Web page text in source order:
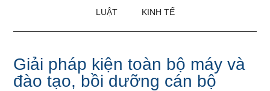
LUẬT KINH TẾ
Giải pháp kiện toàn bộ máy và
đào tạo, bồi dưỡng cán bộ